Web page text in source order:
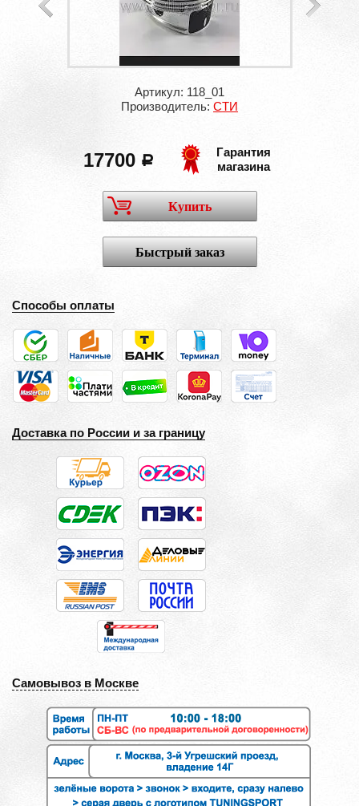
Артикул: 118_01
Производитель: СТИ
17700 a
Гарантия
магазина
Купить
Быстрый заказ
Способы оплаты
Доставка по России и за границу
Самовывоз в Москве